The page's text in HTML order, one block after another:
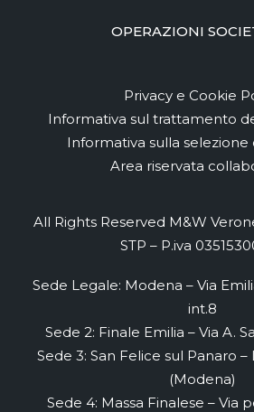
OPERAZIONI
Privacy e Cookie
Informativa sul trattamento
Informativa sulla selezione
Area riservata
All Rights Reserved M&W
STP – P.iva
Sede Legale: Modena – Via
int.8
Sede 2: Finale Emilia – Via A.
Sede 3: San Felice sul Panaro –
(Modena)
Sede 4: Massa Finalese – Via